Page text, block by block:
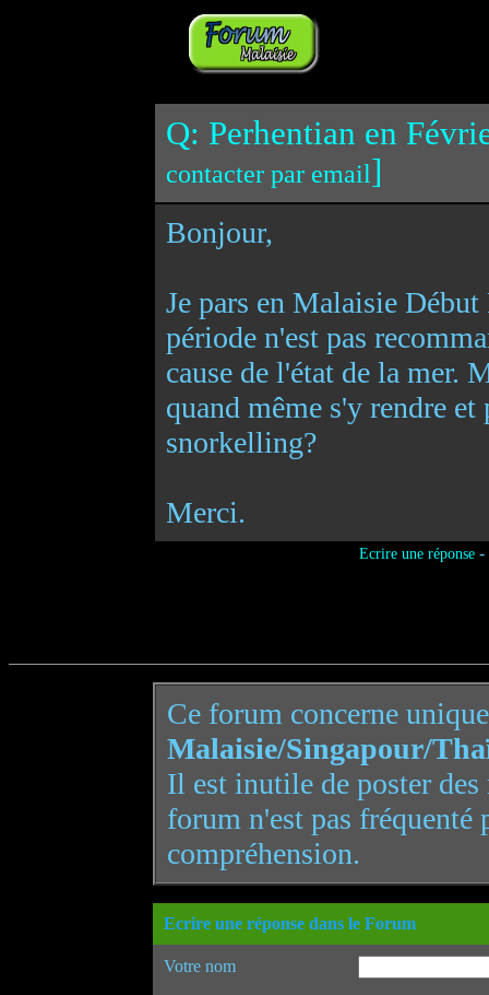
Q: Perhentian en
contacter par email]
Bonjour,
Je pars en Malaisie
période n'est pas
cause de l'état de la mer.
quand même s'y rendre
snorkelling?
Merci.
Ecrire une réponse-
Ce forum concerne
Malaisie/Singapour/
Il est inutile de poster
forum n'est pas
compréhension.
Ecrire une réponse dans le Forum
Votre nom